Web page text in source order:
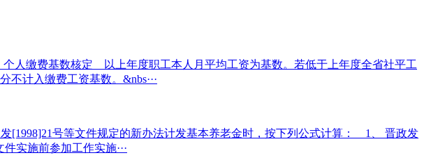
缴费基数核定 以上年度职工本人月平均工资为基数。若低于上年度全省社平工
计入缴费工资基数。&nbs···
[1998]21号等文件规定的新办法计发基本养老金时，按下列公式计算： 1、 晋政发
实施前参加工作实施···